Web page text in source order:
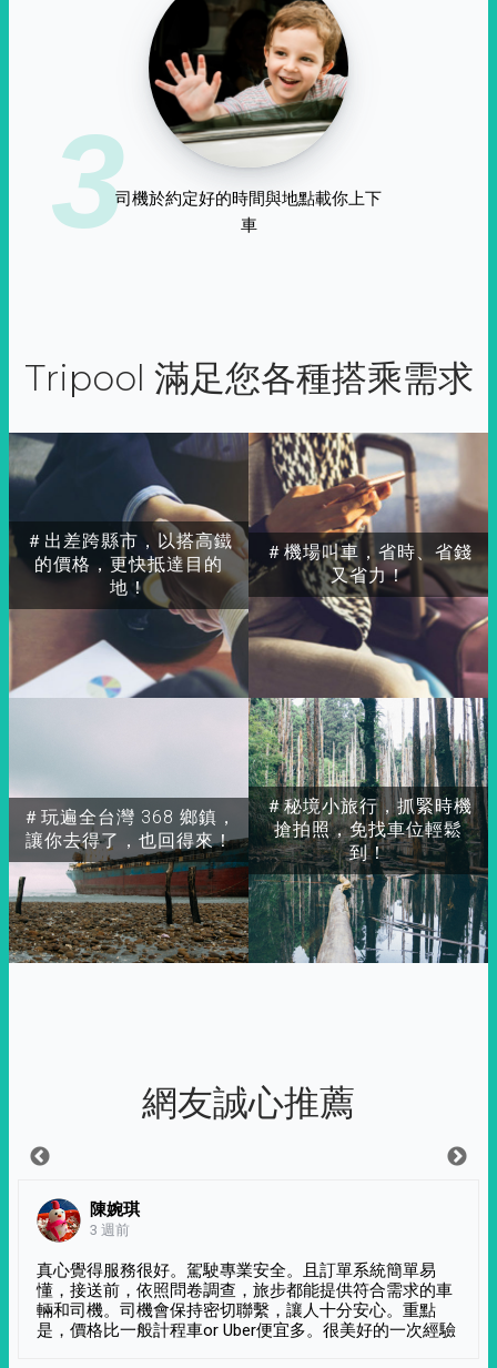
3司機於約定好的時間與地點載你上下
車
Tripool 滿足您各種搭乘需求
＃出差跨縣市，以搭高鐵
的價格，更快抵達目的
地！
＃玩遍全台灣 368 鄉鎮，
讓你去得了，也回得來！
＃秘境小旅行，抓緊時機
搶拍照，免找車位輕鬆
到！
＃機場叫車，省時、省錢
又省力！
網友誠心推薦
陳婉琪
3 週前
真心覺得服務很好。駕駛專業安全。且訂單系統簡單易
懂，接送前，依照問卷調查，旅步都能提供符合需求的車
輛和司機。司機會保持密切聯繫，讓人十分安心。重點
是，價格比一般計程車or Uber便宜多。很美好的一次經驗